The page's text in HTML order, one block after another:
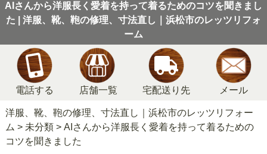
AIさんから洋服長く愛着を持って着るためのコツを聞きまし
た | 洋服、靴、鞄の修理、寸法直し｜浜松市のレッツリフォ
ーム
電話する 店舗一覧 宅配送り先 メール
洋服、靴、鞄の修理、寸法直し｜浜松市のレッツリフォー
ム > 未分類> AIさんから洋服長く愛着を持って着るための
コツを聞きました